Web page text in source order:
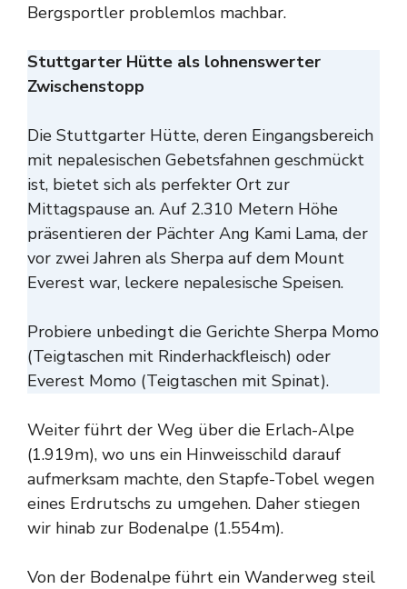
Bergsportler problemlos machbar.
Stuttgarter Hütte als lohnenswerter
Zwischenstopp
Die Stuttgarter Hütte, deren Eingangsbereich
mit nepalesischen Gebetsfahnen geschmückt
ist, bietet sich als perfekter Ort zur
Mittagspause an. Auf 2.310 Metern Höhe
präsentieren der Pächter Ang Kami Lama, der
vor zwei Jahren als Sherpa auf dem Mount
Everest war, leckere nepalesische Speisen.
Probiere unbedingt die Gerichte Sherpa Momo
(Teigtaschen mit Rinderhackfleisch) oder
Everest Momo (Teigtaschen mit Spinat).
Weiter führt der Weg über die Erlach-Alpe
(1.919m), wo uns ein Hinweisschild darauf
aufmerksam machte, den Stapfe-Tobel wegen
eines Erdrutschs zu umgehen. Daher stiegen
wir hinab zur Bodenalpe (1.554m).
Von der Bodenalpe führt ein Wanderweg steil